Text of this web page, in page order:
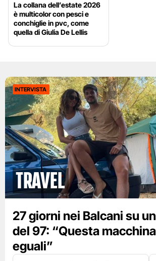
La collana dell’estate 2026
è multicolor con pesci e
conchiglie in pvc, come
quella di Giulia De Lellis
INTERVISTA
Travel
27 giorni nei Balcani su
del 97: “Questa
eguali”